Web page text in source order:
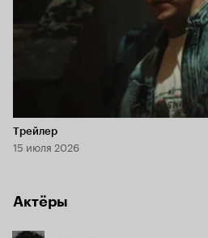
Длительность 3 мин
Трейлер
15 июля 2026
Актёры